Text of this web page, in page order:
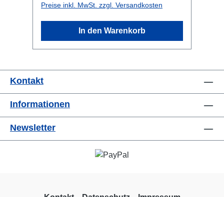
Preise inkl. MwSt. zzgl. Versandkosten
In den Warenkorb
Kontakt
Informationen
Newsletter